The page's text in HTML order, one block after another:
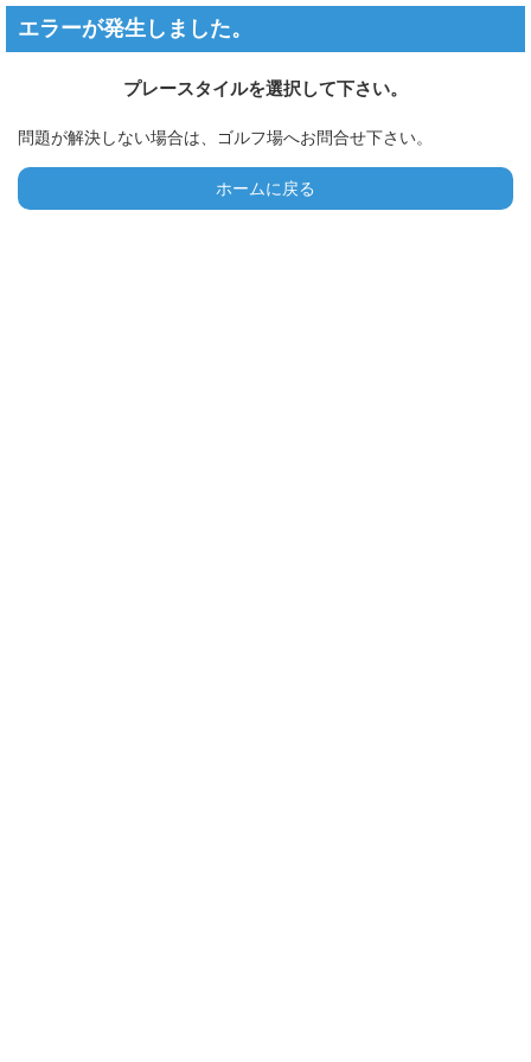
エラーが発生しました。
プレースタイルを選択して下さい。
問題が解決しない場合は、ゴルフ場へお問合せ下さい。
ホームに戻る